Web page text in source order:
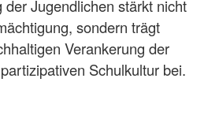
der Jugendlichen stärkt nicht
sondern trägt
Verankerung der
Schulkultur bei.